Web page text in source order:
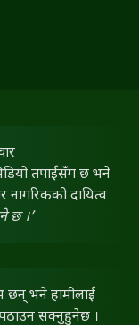
तपाईंसँग छ भने
नागरिकको दायित्व
छ ।’
छन् भने हामीलाई
सक्नुहुनेछ ।